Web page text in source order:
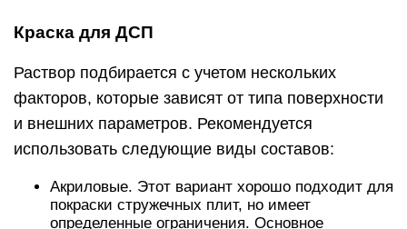
Краска для ДСП
Раствор подбирается с учетом нескольких
факторов, которые зависят от типа поверхности
и внешних параметров. Рекомендуется
использовать следующие виды составов:
Акриловые. Этот вариант хорошо подходит для
покраски стружечных плит, но имеет
определенные ограничения. Основное